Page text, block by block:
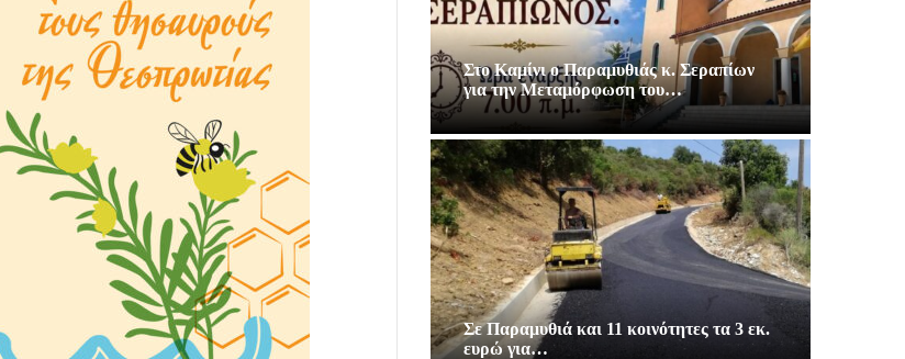
Στο Καμίνι ο Παραμυθιάς κ. Σεραπίων
για την Μεταμόρφωση του…
Σε Παραμυθιά και 11 κοινότητες τα 3 εκ.
ευρώ για…